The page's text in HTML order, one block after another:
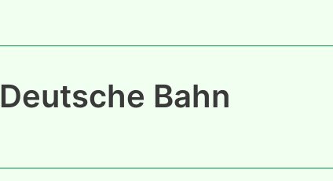
Deutsche Bahn